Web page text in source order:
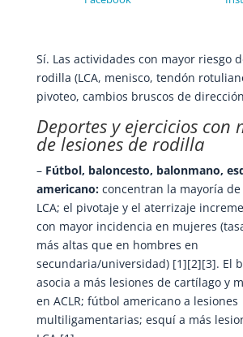
Sí. Las actividades con mayor riesgo
rodilla (LCA, menisco, tendón
pivoteo, cambios bruscos de
Deportes y ejercicios con
de lesiones de rodilla
– Fútbol, baloncesto, balonmano,
americano: concentran la mayoría
LCA; el pivotaje y el aterrizaje
con mayor incidencia en mujeres
más altas que en hombres en
secundaria/universidad) [1][2][3]. El
asocia a más lesiones de cartílago y
en ACLR; fútbol americano a lesiones
multiligamentarias; esquí a más